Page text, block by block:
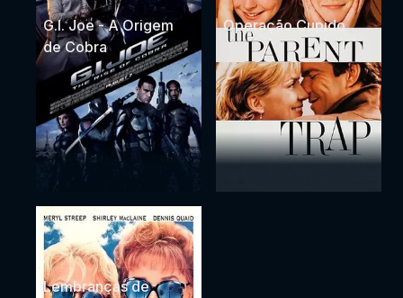
G.I. Joe - A Origem
de Cobra
Operação Cupido
Lembranças de